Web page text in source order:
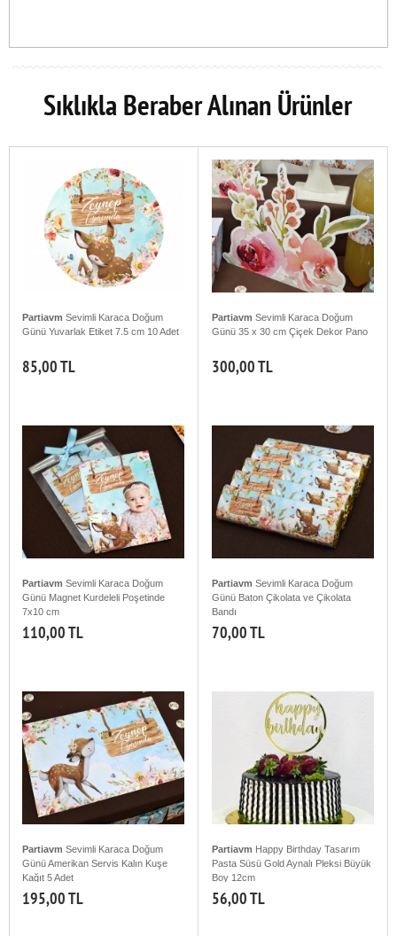
Sıklıkla Beraber Alınan Ürünler
Partiavm Sevimli Karaca Doğum
Günü Yuvarlak Etiket 7.5 cm 10 Adet
85,00 TL
Partiavm Sevimli Karaca Doğum
Günü 35 x 30 cm Çiçek Dekor Pano
300,00 TL
Partiavm Sevimli Karaca Doğum
Günü Magnet Kurdeleli Poşetinde
7x10 cm
110,00 TL
Partiavm Sevimli Karaca Doğum
Günü Baton Çikolata ve Çikolata
Bandı
70,00 TL
Partiavm Sevimli Karaca Doğum
Günü Amerikan Servis Kalın Kuşe
Kağıt 5 Adet
195,00 TL
Partiavm Happy Birthday Tasarım
Pasta Süsü Gold Aynalı Pleksi Büyük
Boy 12cm
56,00 TL